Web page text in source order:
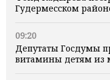
Гудермесском
09:20
Депутаты Госдумы
витамины детям из